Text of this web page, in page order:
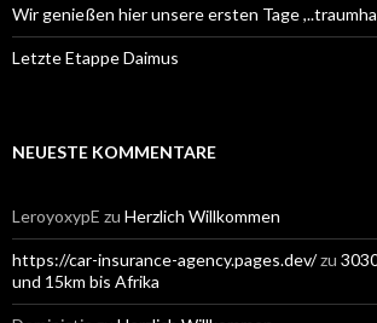
Wir genießen hier unsere ersten Tage
Letzte Etappe Daimus
NEUESTE KOMMENTARE
LeroyoxypE zu Herzlich Willkommen
https://car-insurance-agency.pages.dev/zu
und 15km bis Afrika